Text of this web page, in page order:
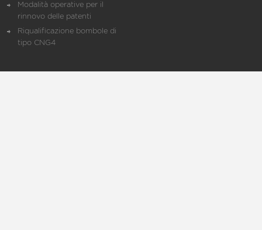
Modalità operative per il
rinnovo delle patenti
Riqualificazione bombole di
tipo CNG4